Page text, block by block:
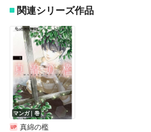
関連シリーズ作品
マンガ｜巻
真綿の檻